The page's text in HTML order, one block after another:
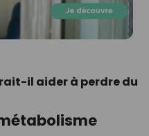
il aider à perdre du